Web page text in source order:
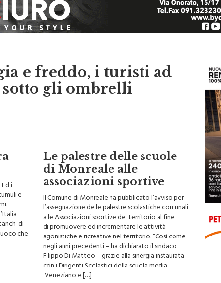
e freddo, i turisti ad
sotto gli ombrelli
i
e
di
che
Le palestre delle scuole
di Monreale alle
associazioni sportive
Il Comune di Monreale ha pubblicato l’avviso per
l’assegnazione delle palestre scolastiche comunali
alle Associazioni sportive del territorio al fine
di promuovere ed incrementare le attività
agonistiche e ricreative nel territorio. “Così come
negli anni precedenti – ha dichiarato il sindaco
Filippo Di Matteo – grazie alla sinergia instaurata
con i Dirigenti Scolastici della scuola media
Veneziano e […]